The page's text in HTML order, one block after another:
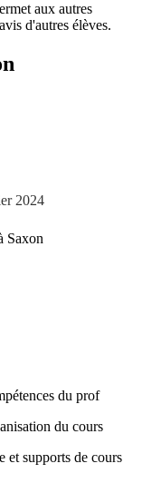
aux autres
d'autres élèves.
2024
Saxon
du prof
du cours
et supports de cours